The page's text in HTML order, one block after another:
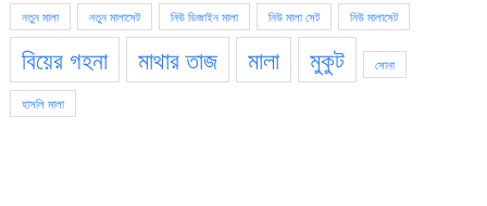
নতুন মালা নতুন মালাসেট নিউ ডিজাইন মালা নিউ মালা সেট নিউ মালাসেট
বিয়ের গহনা মাথার তাজ মালা মুকুট সোনা
হাসলি মালা